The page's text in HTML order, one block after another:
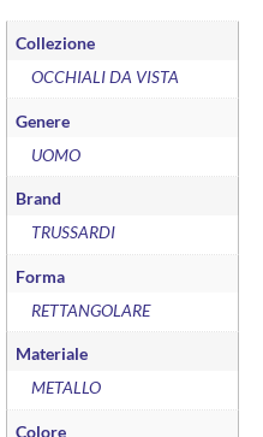
Collezione
OCCHIALI DA VISTA
Genere
UOMO
Brand
TRUSSARDI
Forma
RETTANGOLARE
Materiale
METALLO
Colore